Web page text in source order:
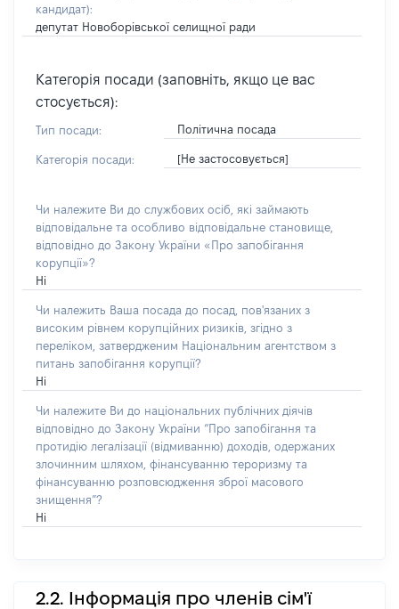
кандидат):
депутат Новоборівської селищної ради
Категорія посади (заповніть, якщо це вас
стосується):
Тип посади: Політична посада
Категорія посади: [Не застосовується]
Чи належите Ви до службових осіб, які займають
відповідальне та особливо відповідальне становище,
відповідно до Закону України «Про запобігання
корупції»?
Ні
Чи належить Ваша посада до посад, пов'язаних з
високим рівнем корупційних ризиків, згідно з
переліком, затвердженим Національним агентством з
питань запобігання корупції?
Ні
Чи належите Ви до національних публічних діячів
відповідно до Закону України “Про запобігання та
протидію легалізації (відмиванню) доходів, одержаних
злочинним шляхом, фінансуванню тероризму та
фінансуванню розповсюдження зброї масового
знищення”?
Ні
2.2. Інформація про членів сім'ї